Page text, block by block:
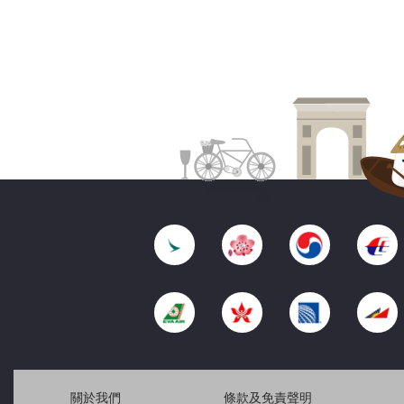
關於我們 條款及免責聲明